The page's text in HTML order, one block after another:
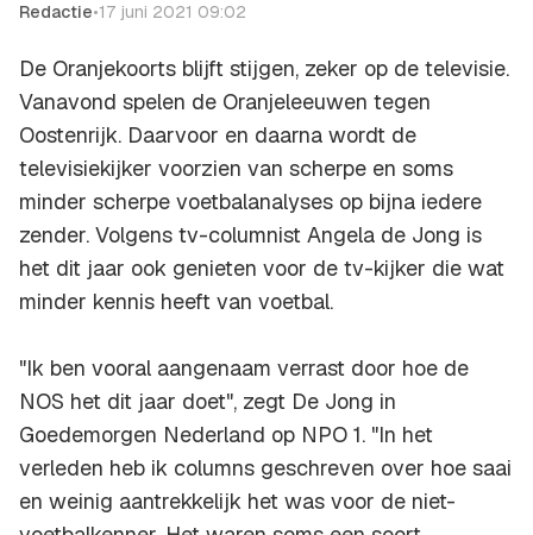
Redactie•17 juni 2021 09:02
De Oranjekoorts blijft stijgen, zeker op de televisie.
Vanavond spelen de Oranjeleeuwen tegen
Oostenrijk. Daarvoor en daarna wordt de
televisiekijker voorzien van scherpe en soms
minder scherpe voetbalanalyses op bijna iedere
zender. Volgens tv-columnist Angela de Jong is
het dit jaar ook genieten voor de tv-kijker die wat
minder kennis heeft van voetbal.
"Ik ben vooral aangenaam verrast door hoe de
NOS het dit jaar doet", zegt De Jong in
Goedemorgen Nederland op NPO 1. "In het
verleden heb ik columns geschreven over hoe saai
en weinig aantrekkelijk het was voor de niet-